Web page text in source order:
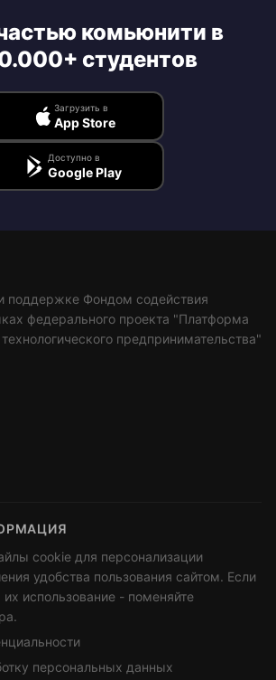
комьюнити в
студентов
Загрузить в
App Store
Доступно в
Google Play
поддержке Фондом содействия
федерального проекта "Платформа
предпринимательства"
cookie для персонализации
удобства пользования сайтом. Если
использование - поменяйте
персональных данных